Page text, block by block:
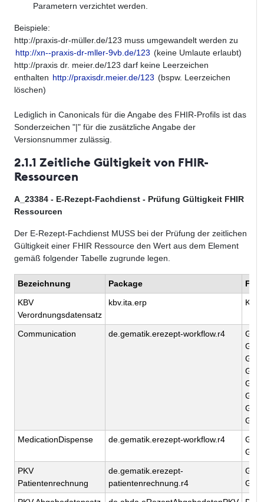
Parametern verzichtet werden.
Beispiele:
http://praxis-dr-müller.de/123 muss umgewandelt werden zu
http://xn--praxis-dr-mller-9vb.de/123 (keine Umlaute erlaubt)
http://praxis dr. meier.de/123 darf keine Leerzeichen
enthalten http://praxisdr.meier.de/123 (bspw. Leerzeichen
löschen)
Lediglich in Canonicals für die Angabe des FHIR-Profils ist das
Sonderzeichen "|" für die zusätzliche Angabe der
Versionsnummer zulässig.
2.1.1 Zeitliche Gültigkeit von FHIR-
Ressourcen
A_23384 - E-Rezept-Fachdienst - Prüfung Gültigkeit FHIR
Ressourcen
Der E-Rezept-Fachdienst MUSS bei der Prüfung der zeitlichen
Gültigkeit einer FHIR Ressource den Wert aus dem Element
gemäß folgender Tabelle zugrunde legen.
Bezeichnung Package
KBV
Verordnungsdatensatz
kbv.ita.erp
Communication de.gematik.erezept-workflow.r4
MedicationDispense
de.gematik.erezept-workflow.r4
PKV
Patientenrechnung
de.gematik.erezept-
patientenrechnung.r4